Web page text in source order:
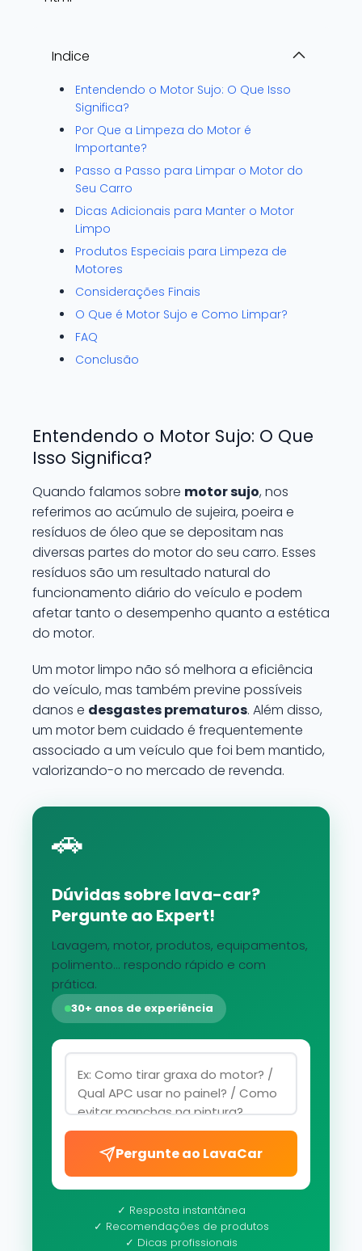
Indice
Entendendo o Motor Sujo: O Que Isso
Significa?
Por Que a Limpeza do Motor é
Importante?
Passo a Passo para Limpar o Motor do
Seu Carro
Dicas Adicionais para Manter o Motor
Limpo
Produtos Especiais para Limpeza de
Motores
Considerações Finais
O Que é Motor Sujo e Como Limpar?
FAQ
Conclusão
Entendendo o Motor Sujo: O Que
Isso Significa?
Quando falamos sobre motor sujo, nos
referimos ao acúmulo de sujeira, poeira e
resíduos de óleo que se depositam nas
diversas partes do motor do seu carro. Esses
resíduos são um resultado natural do
funcionamento diário do veículo e podem
afetar tanto o desempenho quanto a estética
do motor.
Um motor limpo não só melhora a eficiência
do veículo, mas também previne possíveis
danos e desgastes prematuros. Além disso,
um motor bem cuidado é frequentemente
associado a um veículo que foi bem mantido,
valorizando-o no mercado de revenda.
🚗
Dúvidas sobre lava-car?
Pergunte ao Expert!
Lavagem, motor, produtos, equipamentos,
polimento... respondo rápido e com
prática.
30+ anos de experiência
Pergunte ao LavaCar
✓ Resposta instantânea
✓ Recomendações de produtos
✓ Dicas profissionais